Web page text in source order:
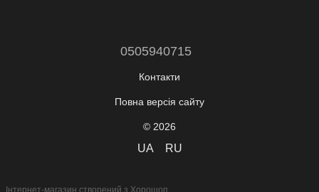
0505940715
Контакти
Повна версія сайту
© 2026
UA RU
Інтернет-магазин створений з Хорошоп